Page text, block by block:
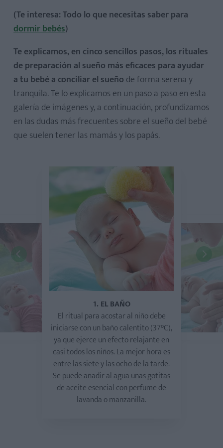
(Te interesa: Todo lo que necesitas saber para
dormir bebés)
Te explicamos, en cinco sencillos pasos, los rituales
de preparación al sueño más eficaces para ayudar
a tu bebé a conciliar el sueño de forma serena y
tranquila. Te lo explicamos en un paso a paso en esta
galería de imágenes y, a continuación, profundizamos
en las dudas más frecuentes sobre el sueño del bebé
que suelen tener las mamás y los papás.
1. EL BAÑO
El ritual para acostar al niño debe
iniciarse con un baño calentito (37°C),
ya que ejerce un efecto relajante en
casi todos los niños. La mejor hora es
entre las siete y las ocho de la tarde.
Se puede añadir al agua unas gotitas
de aceite esencial con perfume de
lavanda o manzanilla.